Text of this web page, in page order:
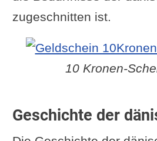
zugeschnitten ist.
10 Kronen-
Geschichte der